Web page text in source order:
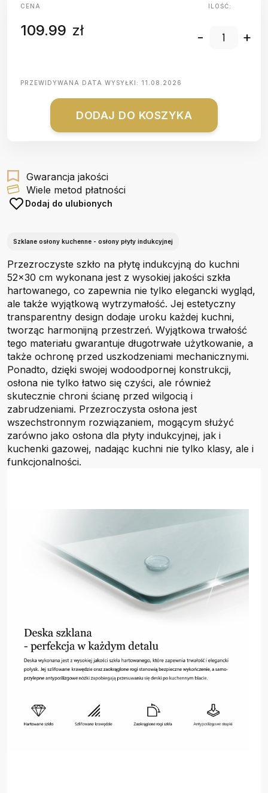
CENA
109.99 zł
ILOŚĆ:
- +
PRZEWIDYWANA DATA WYSYŁKI: 11.08.2026
DODAJ DO KOSZYKA
Gwarancja jakości
Wiele metod płatności
Dodaj do ulubionych
Szklane osłony kuchenne - osłony płyty indukcyjnej
Przezroczyste szkło na płytę indukcyjną do kuchni
52x30 cm wykonana jest z wysokiej jakości szkła
hartowanego, co zapewnia nie tylko elegancki wygląd,
ale także wyjątkową wytrzymałość. Jej estetyczny
transparentny design dodaje uroku każdej kuchni,
tworząc harmonijną przestrzeń. Wyjątkowa trwałość
tego materiału gwarantuje długotrwałe użytkowanie, a
także ochronę przed uszkodzeniami mechanicznymi.
Ponadto, dzięki swojej wodoodpornej konstrukcji,
osłona nie tylko łatwo się czyści, ale również
skutecznie chroni ścianę przed wilgocią i
zabrudzeniami. Przezroczysta osłona jest
wszechstronnym rozwiązaniem, mogącym służyć
zarówno jako osłona dla płyty indukcyjnej, jak i
kuchenki gazowej, nadając kuchni nie tylko klasy, ale i
funkcjonalności.